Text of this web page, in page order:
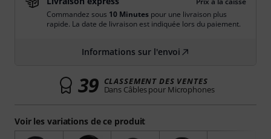
Voir les variations de ce produit
Commandez sous 10 Minutes pour une livraison plus
rapide. La date de livraison est indiquée lors du paiement.
Informations sur l'envoi
39 CLASSEMENT DES VENTES
Dans Câbles pour Microphones